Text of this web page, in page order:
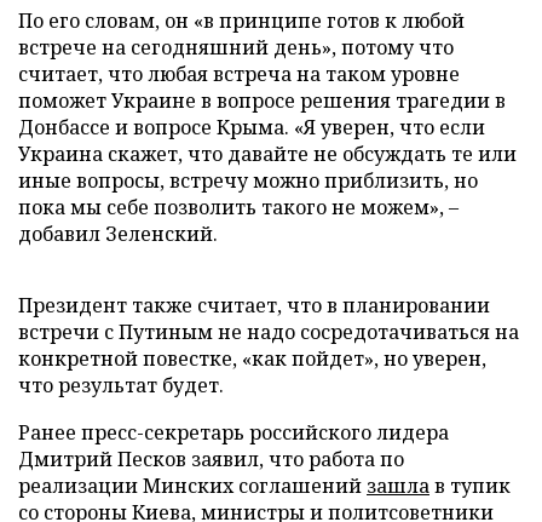
По его словам, он «в принципе готов к любой
встрече на сегодняшний день», потому что
считает, что любая встреча на таком уровне
поможет Украине в вопросе решения трагедии в
Донбассе и вопросе Крыма. «Я уверен, что если
Украина скажет, что давайте не обсуждать те или
иные вопросы, встречу можно приблизить, но
пока мы себе позволить такого не можем», –
добавил Зеленский.
Президент также считает, что в планировании
встречи с Путиным не надо сосредотачиваться на
конкретной повестке, «как пойдет», но уверен,
что результат будет.
Ранее пресс-секретарь российского лидера
Дмитрий Песков заявил, что работа по
реализации Минских соглашений зашлав тупик
со стороны Киева, министры и политсоветники